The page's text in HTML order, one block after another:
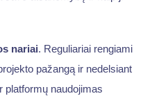
nariai. Reguliariai rengiami
pažangą ir nedelsiant
platformų naudojimas